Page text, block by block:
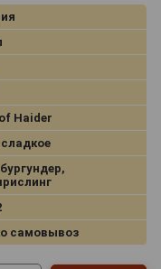
Haider
самовывоз